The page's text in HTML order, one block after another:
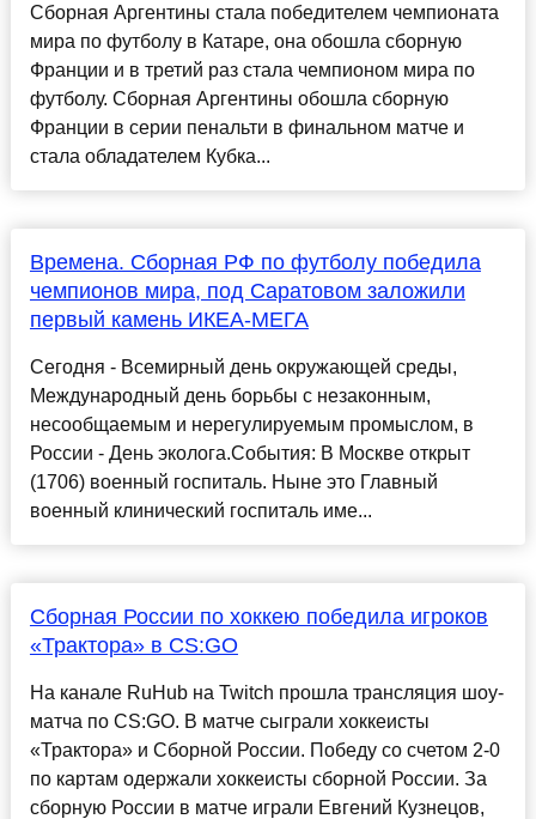
Сборная Аргентины стала победителем чемпионата
мира по футболу в Катаре, она обошла сборную
Франции и в третий раз стала чемпионом мира по
футболу. Сборная Аргентины обошла сборную
Франции в серии пенальти в финальном матче и
стала обладателем Кубка...
Времена. Сборная РФ по футболу победила
чемпионов мира, под Саратовом заложили
первый камень ИКЕА-МЕГА
Сегодня - Всемирный день окружающей среды,
Международный день борьбы с незаконным,
несообщаемым и нерегулируемым промыслом, в
России - День эколога.События: В Москве открыт
(1706) военный госпиталь. Ныне это Главный
военный клинический госпиталь име...
Сборная России по хоккею победила игроков
«Трактора» в CS:GO
На канале RuHub на Twitch прошла трансляция шоу-
матча по CS:GO. В матче сыграли хоккеисты
«Трактора» и Сборной России. Победу со счетом 2-0
по картам одержали хоккеисты сборной России. За
сборную России в матче играли Евгений Кузнецов,